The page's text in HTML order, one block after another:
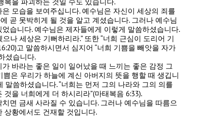
모습을 보여주십니다. 예수님은 자신이 세상의 죄를
곧 못박히게 될 것을 알고 계셨습니다. 그러나 예수님
습니다. 예수님은 제자들에게 이렇게 말씀하셨습니다.
나 세상은 기뻐하리라.” 또한 “너희 근심이 도리어 기
고 말씀하시면서 심지어 “너희 기쁨을 빼앗을 자가
셨습니다.
바라는 좋은 일이 일어났을 때 느끼는 좋은 감정 그
쁨은 우리가 하늘에 계신 아버지의 뜻을 행할 때 생깁니
말씀하셨습니다. “너희는 먼저 그의 나라와 그의 의를
을 너희에게 더 하시리라”(마태복음 6:33).
면 금새 사라질 수 있습니다. 그러나 예수님을 따름으
상황에서도 건재할 것입니다.